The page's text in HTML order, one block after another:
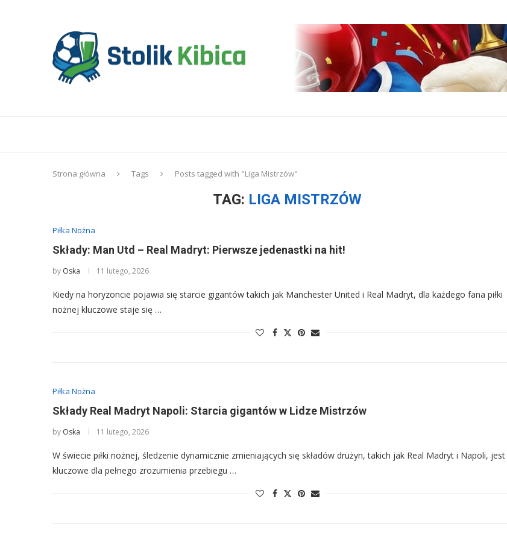
Strona główna Tags Posts tagged with "Liga Mistrzów"
TAG: LIGA MISTRZÓW
Piłka Nożna
Składy: Man Utd – Real Madryt: Pierwsze jedenastki na hit!
by Oska 11 lutego, 2026
Kiedy na horyzoncie pojawia się starcie gigantów takich jak Manchester United i Real Madryt, dla każdego fana piłki
nożnej kluczowe staje się …
Piłka Nożna
Składy Real Madryt Napoli: Starcia gigantów w Lidze Mistrzów
by Oska 11 lutego, 2026
W świecie piłki nożnej, śledzenie dynamicznie zmieniających się składów drużyn, takich jak Real Madryt i Napoli, jest
kluczowe dla pełnego zrozumienia przebiegu …